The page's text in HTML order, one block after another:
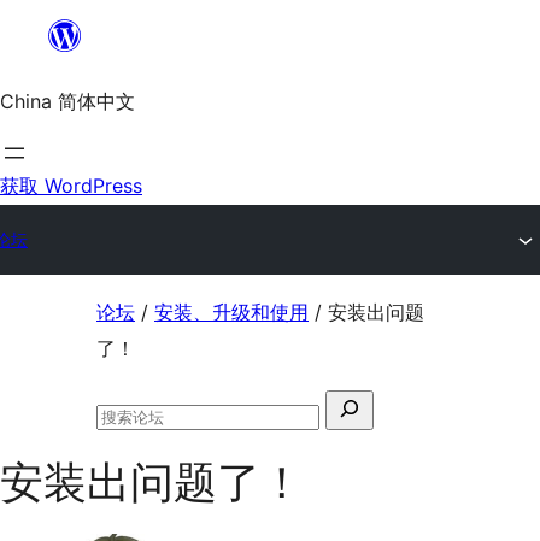
内
容
China 简体中文
获取 WordPress
坛
论坛 / 安装、升级和使用 / 安装出问题
了！
搜
搜
安装出问题了！